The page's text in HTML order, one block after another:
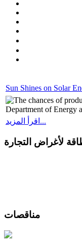
Sun Shines on Solar
The chances of
Department of Energy
اقرأ المزيد...
لأغراض التجارة
مناقصات